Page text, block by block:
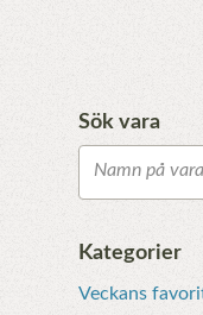
Sök vara
Kategorier
Veckans